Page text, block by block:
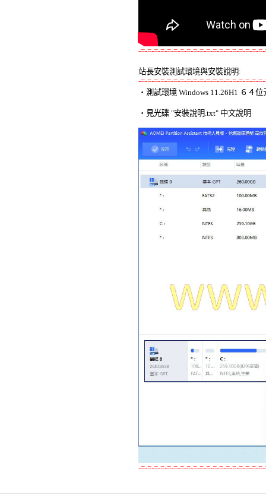
-=-=-=-=-=-=-=-=-=-=-=-=-=-=-=-=-=-=-
站長安裝測試環境與安裝說明:
-=-=-=-=-=-=-=-=-=-=-=-=-=-=-=-=-=-=-
‧測試環境 Windows 11.26H1 ６４
‧見光碟 "安裝說明.txt" 中文說明
-=-=-=-=-=-=-=-=-=-=-=-=-=-=-=-=-=-=-